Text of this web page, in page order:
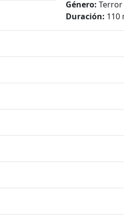
Género: Terror
Duración: 110